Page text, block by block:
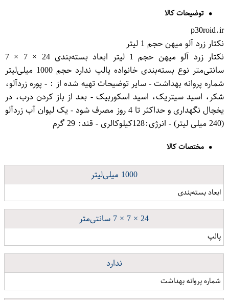
توضیحات کالا
p30roid.ir
نکتار زرد آلو میهن حجم 1 لیتر
نکتار زرد آلو میهن حجم 1 لیتر ابعاد بسته‌بندی 24 × 7 × 7
سانتی‌متر نوع بسته‌بندی خانواده پالپ ندارد حجم 1000 میلی‌لیتر
شماره پروانه بهداشت - سایر توضیحات تهیه شده از : - پوره زردآلو،
شکر، اسید سیتریک، اسید اسکوربیک - بعد از باز کردن درب، در
یخچال نگهداری و حداکثر تا 4 روز مصرف شود - یک لیوان آب زردآلو
(240 میلی لیتر) - انرژی:128کیلوکالری - قند: 29 گرم
مختصات کالا
1000 میلی‌لیتر
ابعاد بسته‌بندی
24 × 7 × 7 سانتی‌متر
پالپ
ندارد
شماره پروانه بهداشت